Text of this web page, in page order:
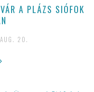
A PLÁZS SIÓFOK
20.